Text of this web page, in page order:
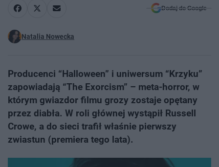
Dodaj do Google
Natalia Nowecka
Producenci “Halloween” i uniwersum “Krzyku”
zapowiadają “The Exorcism” – meta-horror, w
którym gwiazdor filmu grozy zostaje opętany
przez diabła. W roli głównej wystąpił Russell
Crowe, a do sieci trafił właśnie pierwszy
zwiastun (premiera tego lata).